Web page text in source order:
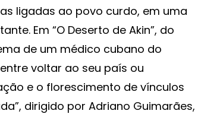
ligadas ao povo curdo, em uma
Em “O Deserto de Akin”, do
de um médico cubano do
voltar ao seu país ou
e o florescimento de vínculos
dirigido por Adriano Guimarães,